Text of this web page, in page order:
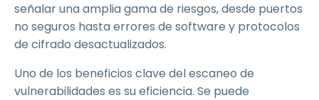
señalar una amplia gama de riesgos, desde puertos
no seguros hasta errores de software y protocolos
de cifrado desactualizados.
Uno de los beneficios clave del escaneo de
vulnerabilidades es su eficiencia. Se puede